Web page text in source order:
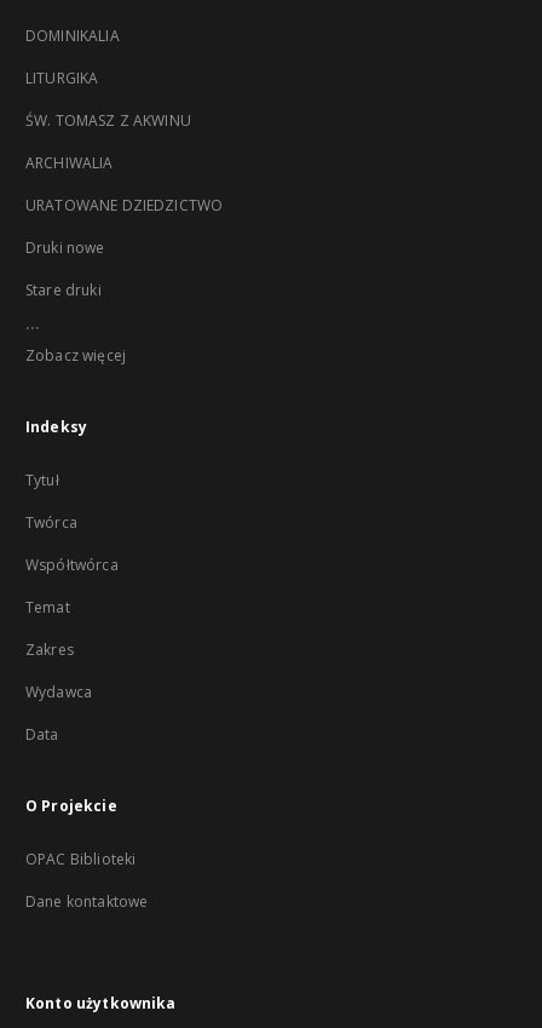
DOMINIKALIA
LITURGIKA
ŚW. TOMASZ Z AKWINU
ARCHIWALIA
URATOWANE DZIEDZICTWO
Druki nowe
Stare druki
...
Zobacz więcej
Indeksy
Tytuł
Twórca
Współtwórca
Temat
Zakres
Wydawca
Data
O Projekcie
OPAC Biblioteki
Dane kontaktowe
Konto użytkownika